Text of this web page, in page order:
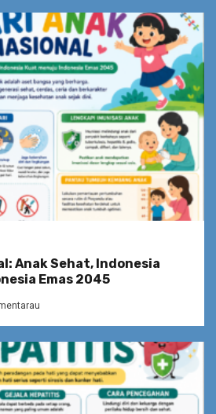
Anak Sehat, Indonesia
Emas 2045